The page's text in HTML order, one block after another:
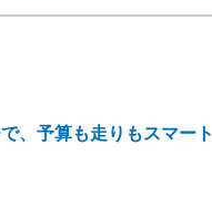
、予算も走りもスマート